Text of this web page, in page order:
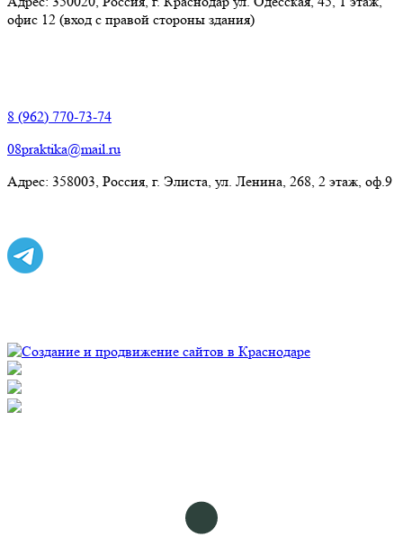
офис 12 (вход с правой стороны здания)
8 (962) 770-73-74
08praktika@mail.ru
Адрес:​ 358003, Россия, г. Элиста, ул. Ленина, 268, 2 этаж, оф.9